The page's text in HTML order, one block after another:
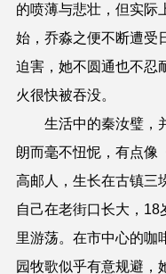
的喷薄与悲壮，但实际
始，乔淼之便不断遭受
迫害，她不圆通也不忍
火很快被吞没。
生活中的秦汝璧，并
朗而毫不忸怩，有点像
高邮人，生长在古镇三
自己在老街口长大，
里游荡。在市中心的咖
园牧歌似乎有意规避，